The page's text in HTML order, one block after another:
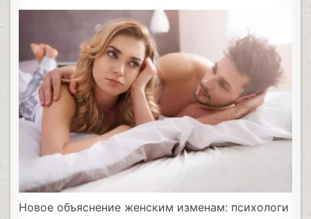
Новое объяснение женским изменам: психологи